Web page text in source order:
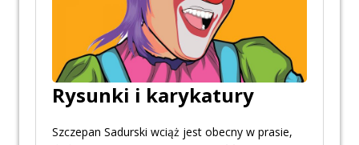
Rysunki i karykatury
Szczepan Sadurski wciąż jest obecny w prasie,